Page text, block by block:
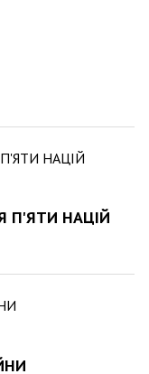
П'ЯТИ НАЦІЙ